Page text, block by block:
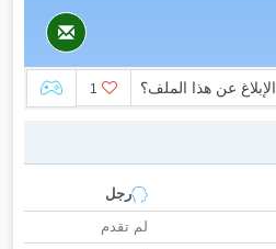
الإبلاغ عن هذا الملف؟ 1
رجل
لم تقدم